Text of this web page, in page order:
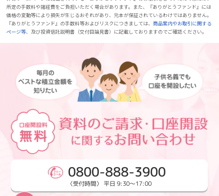
所定の手数料や諸経費をご負担いただく場合があります。また、『ありがとうファンド』には
価格の変動等により損失が生じるおそれがあり、元本が保証されているわけではありません。
『ありがとうファンド』の手数料等およびリスクにつきましては、商品案内やお取引に関する
ページ等、及び投資信託説明書（交付目論見書）に記載しておりますのでご確認ください。
0800-888-3900
〈受付時間〉 平日 9:30～17:00